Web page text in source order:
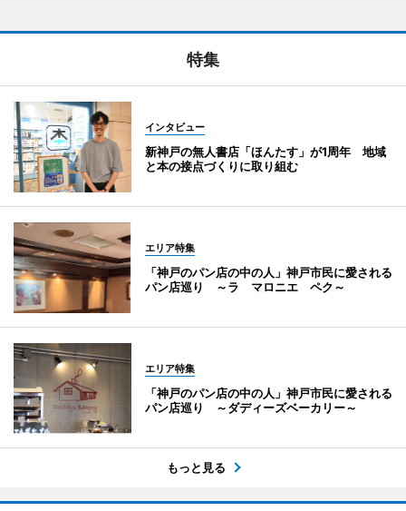
特集
インタビュー
新神戸の無人書店「ほんたす」が1周年 地域
と本の接点づくりに取り組む
エリア特集
「神戸のパン店の中の人」神戸市民に愛される
パン店巡り ～ラ マロニエ ペク～
エリア特集
「神戸のパン店の中の人」神戸市民に愛される
パン店巡り ～ダディーズベーカリー～
もっと見る